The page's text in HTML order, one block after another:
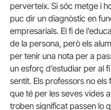
perverteix. Si sóc metge i
puc dir un diagnòstic en
empresarials. El fi de
de la persona, però els
per tenir una nota per a
un esforç d’estudiar per al
sentit. Els professors no
que té per les seves vides
troben significat passen lo